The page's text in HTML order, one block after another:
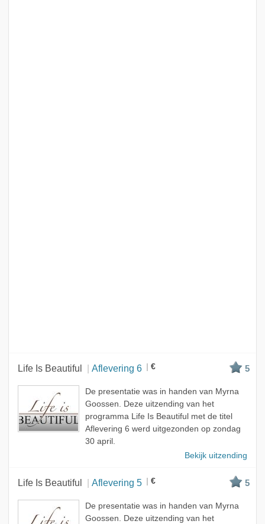
Life Is Beautiful Aflevering 6 € 5
De presentatie was in handen van Myrna
Goossen. Deze uitzending van het
programma Life Is Beautiful met de titel
Aflevering 6 werd uitgezonden op zondag
30 april.
Bekijk uitzending
Life Is Beautiful Aflevering 5 € 5
De presentatie was in handen van Myrna
Goossen. Deze uitzending van het